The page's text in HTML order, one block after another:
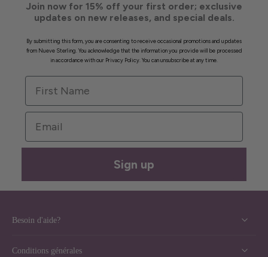
Join now for 15% off your first order; exclusive
updates on new releases, and special deals.
By submitting this form, you are consenting to receive occasional promotions and updates
from Nueve Sterling. You acknowledge that the information you provide will be processed
in accordance with our Privacy Policy. You can unsubscribe at any time.
First Name
Email
Sign up
Besoin d'aide?
Conditions générales